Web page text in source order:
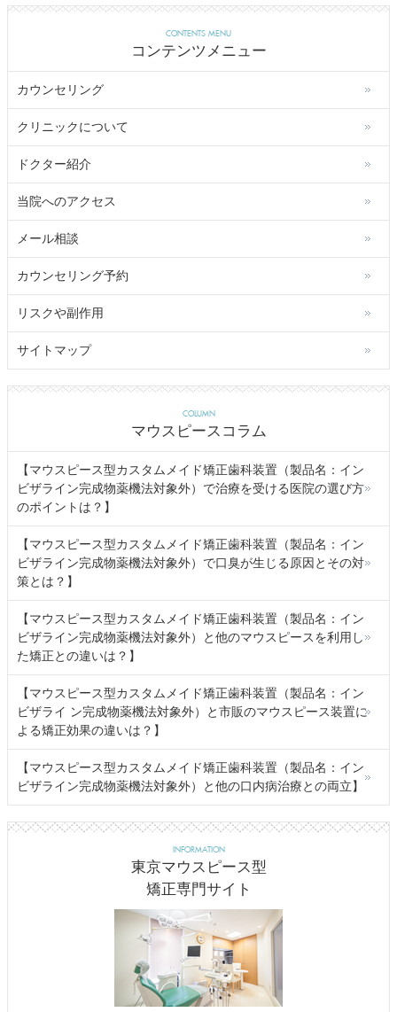
CONTENTS MENU
コンテンツメニュー
カウンセリング
クリニックについて
ドクター紹介
当院へのアクセス
メール相談
カウンセリング予約
リスクや副作用
サイトマップ
COLUMN
マウスピースコラム
【マウスピース型カスタムメイド矯正歯科装置（製品名：イン
ビザライン完成物薬機法対象外）で治療を受ける医院の選び方
のポイントは？】
【マウスピース型カスタムメイド矯正歯科装置（製品名：イン
ビザライン完成物薬機法対象外）で口臭が生じる原因とその対
策とは？】
【マウスピース型カスタムメイド矯正歯科装置（製品名：イン
ビザライン完成物薬機法対象外）と他のマウスピースを利用し
た矯正との違いは？】
【マウスピース型カスタムメイド矯正歯科装置（製品名：イン
ビザライ ン完成物薬機法対象外）と市販のマウスピース装置に
よる矯正効果の違いは？】
【マウスピース型カスタムメイド矯正歯科装置（製品名：イン
ビザライン完成物薬機法対象外）と他の口内病治療との両立】
INFORMATION
東京マウスピース型
矯正専門サイト